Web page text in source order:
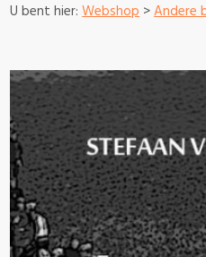
U bent hier:Webshop>Andere